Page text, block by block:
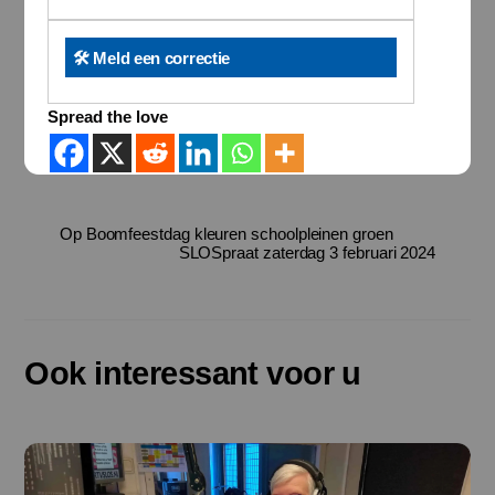
🛠️ Meld een correctie
Spread the love
Op Boomfeestdag kleuren schoolpleinen groen
SLOSpraat zaterdag 3 februari 2024
Ook interessant voor u